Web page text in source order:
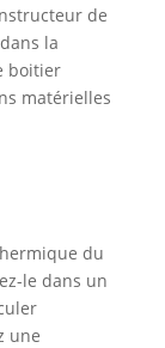
de
la
boitier
matérielles
du
le dans un
une